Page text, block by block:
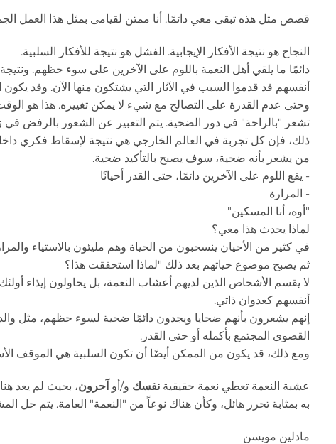
قصص مثل هذه تبقى معي دائمًا. أنا ممتن لقيامى بمثل هذا العمل
النجاح هو نتيجة الأفكار الإيجابية. الفشل هو نتيجة للأفكار السلبية.
دائمًا ما يلقي أهل النعمة باللوم على الآخرين على سوء حظهم.
أنفسهم قد قدموا السبب في الآثار التي يشتكون منها الآن. وقد
وحتى عدم القدرة على التصالح مع شيء لا يمكن تغييره. هذا هو
تشعر "بالراحة" في دور الضحية. يتم التعبير عن الشعور بالرفض
ذلك، فإن كل تجربة في العالم الخارجي هي نتيجة لإسقاط فكري
من يشعر بأنه ضحية، سوف يصبح بالتأكيد ضحية.
- يقع اللوم على الآخرين دائمًا، حتى القدر أحيانًا
- المرارة
"أوه، أنا المسكين"
لماذا يحدث هذا معي؟
في كثير من الأحيان ينسحبون من الحياة وهم مليئون بالاستياء
ثم يصبح موضوع حياتهم بعد ذلك "لماذا استحققت هذا؟
لا يقسم الأشخاص الذين لديهم أعشاب النعمة، بل يحاولون إيذاء
أنفسهم كعدوان ذاتي.
إنهم يشعرون بأنهم ضحايا ويجدون دائمًا ضحية لسوء حظهم، مثل
القصوى المجتمع بأكمله أو حتى القدر.
ومع ذلك، قد يكون من الممكن أيضًا أن تكون السلبية هي الموقف
عشبة النعمة تعطي نعمة حقيقية نفسك و/أو آحرون، بحيث لم يعد
به بمثابة تحرر هائل، وكأن هناك نوعاً من "النعمة" العامة. يتم
مادلين مويسن